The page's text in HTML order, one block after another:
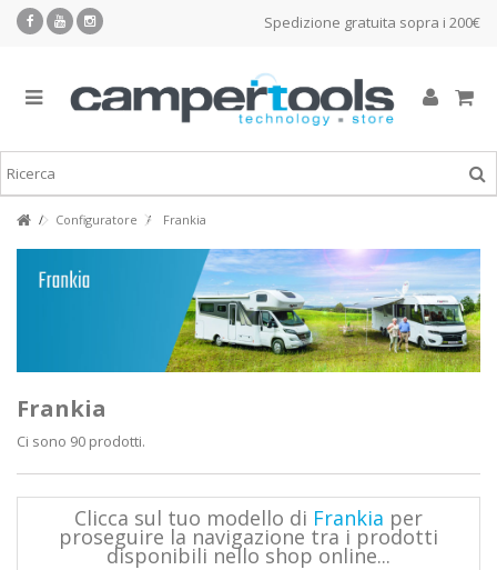
Spedizione gratuita sopra i 200€
Configuratore Frankia
Frankia
Ci sono 90 prodotti.
Clicca sul tuo modello di Frankia per
proseguire la navigazione tra i prodotti
disponibili nello shop online...